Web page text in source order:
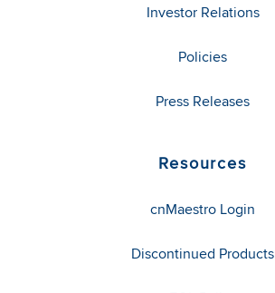
Investor Relations
Policies
Press Releases
Resources
cnMaestro Login
Discontinued Products